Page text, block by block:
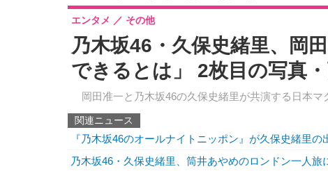
乃木坂46・久保史緒里、岡
できるとは」 2枚目の写真
岡田准一と乃木坂46の久保史緒里が共演する日本マ
エンタメ その他
関連ニュース
『乃木坂46のオールナイトニッポン』が久保史緒里の
乃木坂46・久保史緒里、筒井あやめのロンドン一人旅